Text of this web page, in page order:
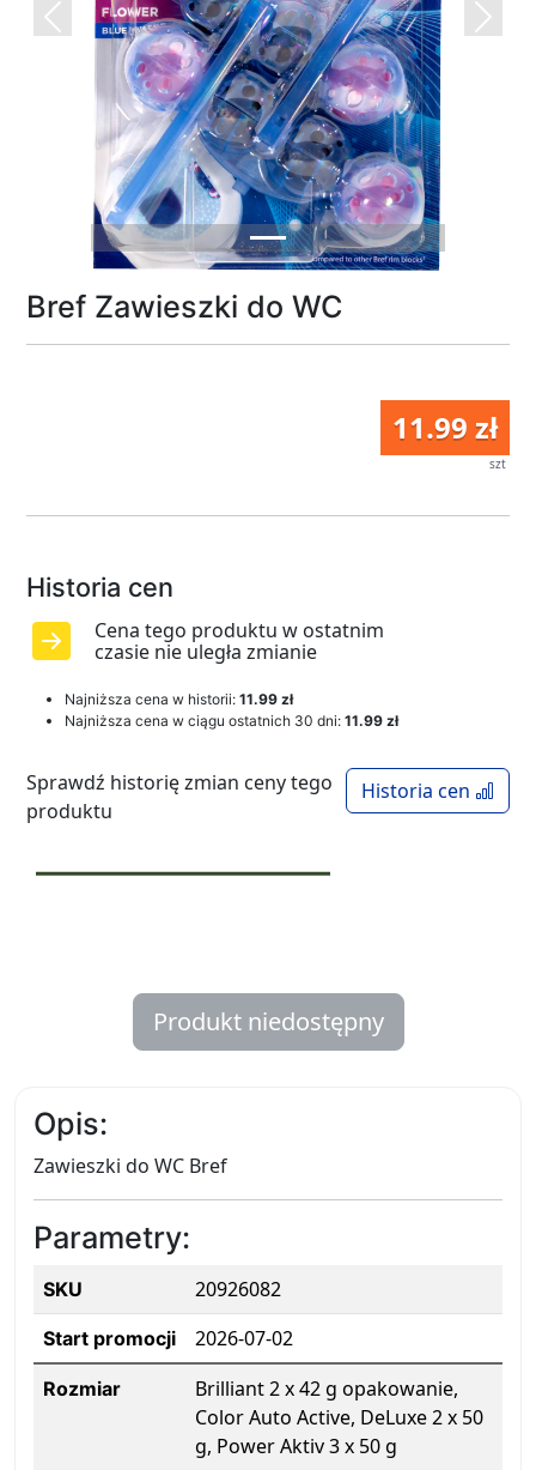
Previous Next
Bref Zawieszki do WC
11.99 zł
szt
Historia cen
Cena tego produktu w ostatnim
czasie nie uległa zmianie
Najniższa cena w historii: 11.99 zł
Najniższa cena w ciągu ostatnich 30 dni: 11.99 zł
Historia cen
Sprawdź historię zmian ceny tego
produktu
Produkt niedostępny
Opis:
Zawieszki do WC Bref
Parametry:
SKU 20926082
Start promocji 2026-07-02
Rozmiar
Brilliant 2 x 42 g opakowanie,
Color Auto Active, DeLuxe 2 x 50
g, Power Aktiv 3 x 50 g